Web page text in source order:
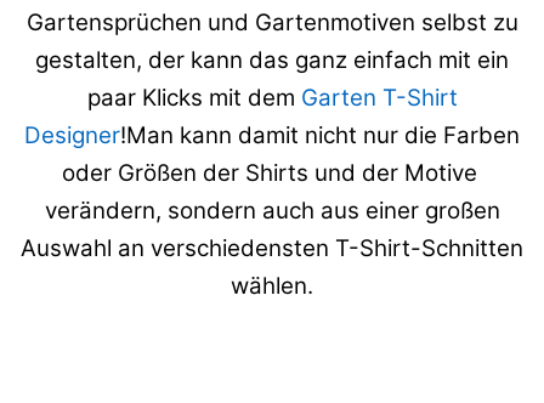
Gartensprüchen und Gartenmotiven selbst zu
gestalten, der kann das ganz einfach mit ein
paar Klicks mit dem Garten T-Shirt
Designer!Man kann damit nicht nur die Farben
oder Größen der Shirts und der Motive
verändern, sondern auch aus einer großen
Auswahl an verschiedensten T-Shirt-Schnitten
wählen.